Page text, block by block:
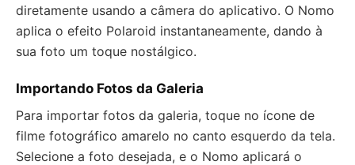
diretamente usando a câmera do aplicativo. O Nomo
aplica o efeito Polaroid instantaneamente, dando à
sua foto um toque nostálgico.
Importando Fotos da Galeria
Para importar fotos da galeria, toque no ícone de
filme fotográfico amarelo no canto esquerdo da tela.
Selecione a foto desejada, e o Nomo aplicará o